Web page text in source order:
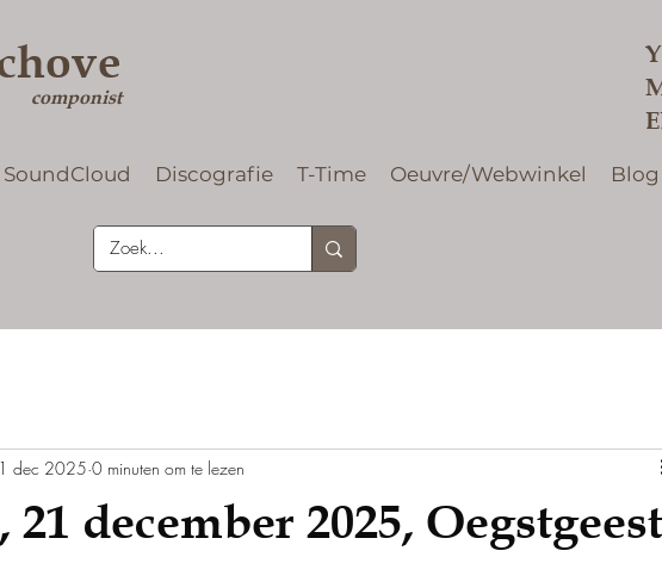
componist
SoundCloud Discografie T-Time Oeuvre/Webwinkel Blog
december 2025, Oegstgeest
dec 2025 0 minuten om te lezen